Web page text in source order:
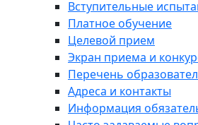
Вступительные
Платное обучение
Целевой прием
Экран приема и
Перечень
Адреса и контакты
Информация